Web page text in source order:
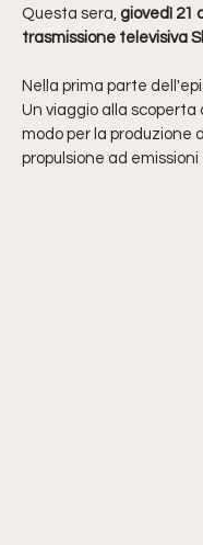
Questa sera, giovedì 21
trasmissione televisiva
Nella prima parte
Un viaggio alla
modo per la produzione
propulsione ad